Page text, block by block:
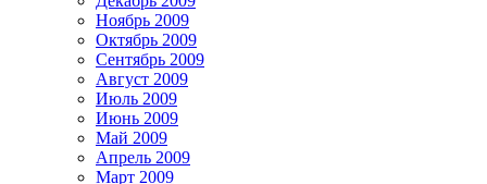
Ноябрь 2009
Октябрь 2009
Сентябрь 2009
Август 2009
Июль 2009
Июнь 2009
Май 2009
Апрель 2009
Март 2009